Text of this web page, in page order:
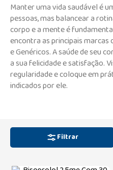
Manter uma vida saudável é
pessoas, mas balancear a
corpo e a mente é
encontra as principais marcas
e Genéricos. A saúde de seu
a sua felicidade e satisfação.
regularidade e coloque em
indicados por ele.
Filtrar